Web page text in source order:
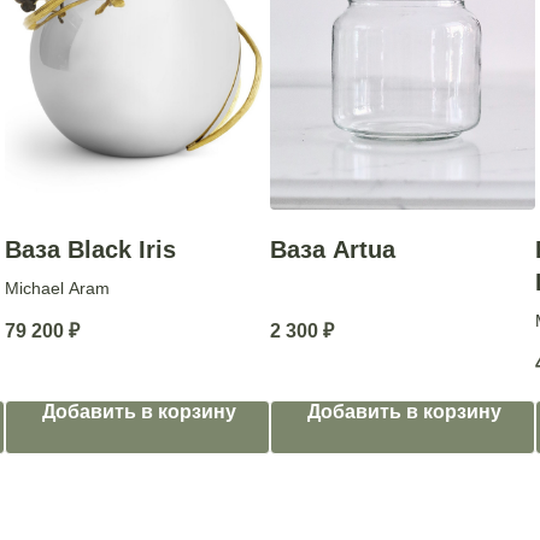
Ваза Black Iris
Michael Aram
79 200 ₽
Добавить в корзину
Ваза Artua
2 300 ₽
Добавить в корзину